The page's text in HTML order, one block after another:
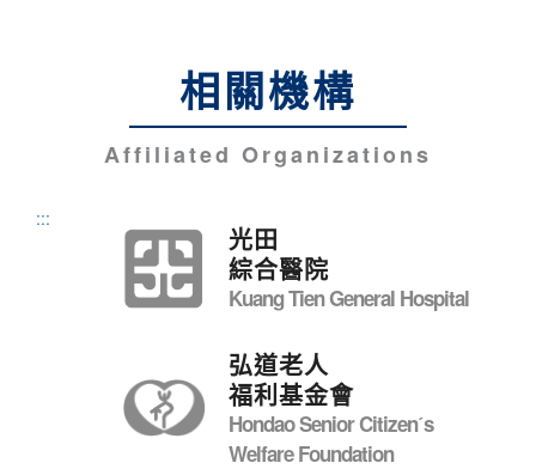
相關機構
Affiliated Organizations
:::
光田
綜合醫院
Kuang Tien General Hospital
弘道老人
福利基金會
Hondao Senior Citizenˊs
Welfare Foundation